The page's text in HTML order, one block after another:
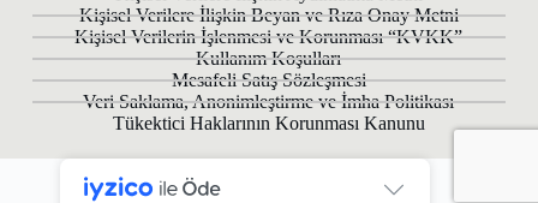
Kişisel Verilere İlişkin Beyan ve Rıza Onay Metni
Kişisel Verilerin İşlenmesi ve Korunması “KVKK”
Kullanım Koşulları
Mesafeli Satış Sözleşmesi
Veri Saklama, Anonimleştirme ve İmha Politikası
Tükektici Haklarının Korunması Kanunu